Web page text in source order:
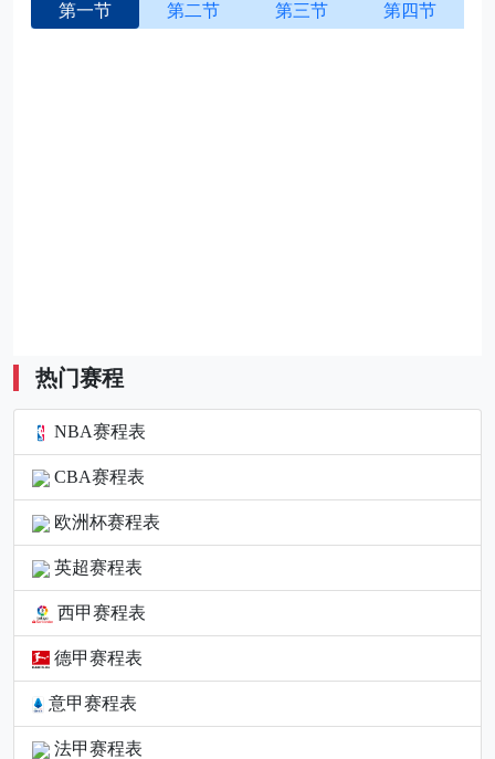
第一节 第二节 第三节 第四节
热门赛程
NBA赛程表
CBA赛程表
欧洲杯赛程表
英超赛程表
西甲赛程表
德甲赛程表
意甲赛程表
法甲赛程表